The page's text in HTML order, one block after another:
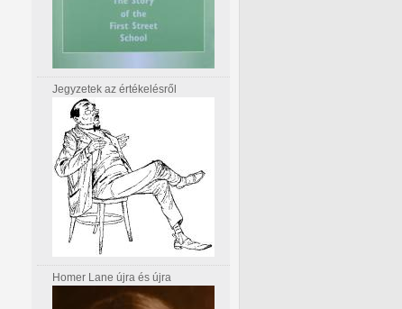
Jegyzetek az értékelésről
Homer Lane újra és újra